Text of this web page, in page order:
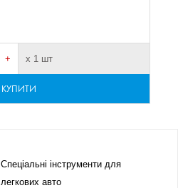
+ х 1 шт
КУПИТИ
Спеціальні інструменти для
легкових авто